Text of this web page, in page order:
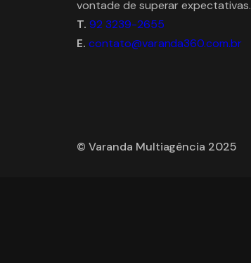
vontade de superar expectativas.
T. 92 3239-2655
E. contato@varanda360.com.br
© Varanda Multiagência 2025